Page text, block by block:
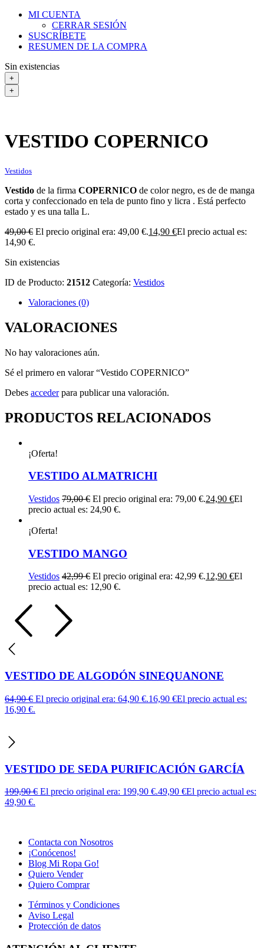
MI CUENTA
CERRAR SESIÓN
SUSCRÍBETE
RESUMEN DE LA COMPRA
Sin existencias
+
+
VESTIDO COPERNICO
Vestidos
Vestido de la firma COPERNICO de color negro, es de de manga
corta y confeccionado en tela de punto fino y licra . Está perfecto
estado y es una talla L.
49,00€ El precio original era: 49,00 €.14,90 €El precio actual es:
14,90 €.
Sin existencias
ID de Producto: 21512 Categoría: Vestidos
Valoraciones (0)
VALORACIONES
No hay valoraciones aún.
Sé el primero en valorar “Vestido COPERNICO”
Debes accederpara publicar una valoración.
PRODUCTOS RELACIONADOS
¡Oferta!
VESTIDO ALMATRICHI
Vestidos 79,00€ El precio original era: 79,00 €.24,90 €El
precio actual es: 24,90 €.
¡Oferta!
VESTIDO MANGO
Vestidos 42,99€ El precio original era: 42,99 €.12,90 €El
precio actual es: 12,90 €.
VESTIDO DE ALGODÓN SINEQUANONE
64,90€ El precio original era: 64,90 €.16,90 €El precio actual es:
16,90 €.
VESTIDO DE SEDA PURIFICACIÓN GARCÍA
199,90€ El precio original era: 199,90 €.49,90 €El precio actual es:
49,90 €.
Contacta con Nosotros
¡Conócenos!
Blog Mi Ropa Go!
Quiero Vender
Quiero Comprar
Términos y Condiciones
Aviso Legal
Protección de datos